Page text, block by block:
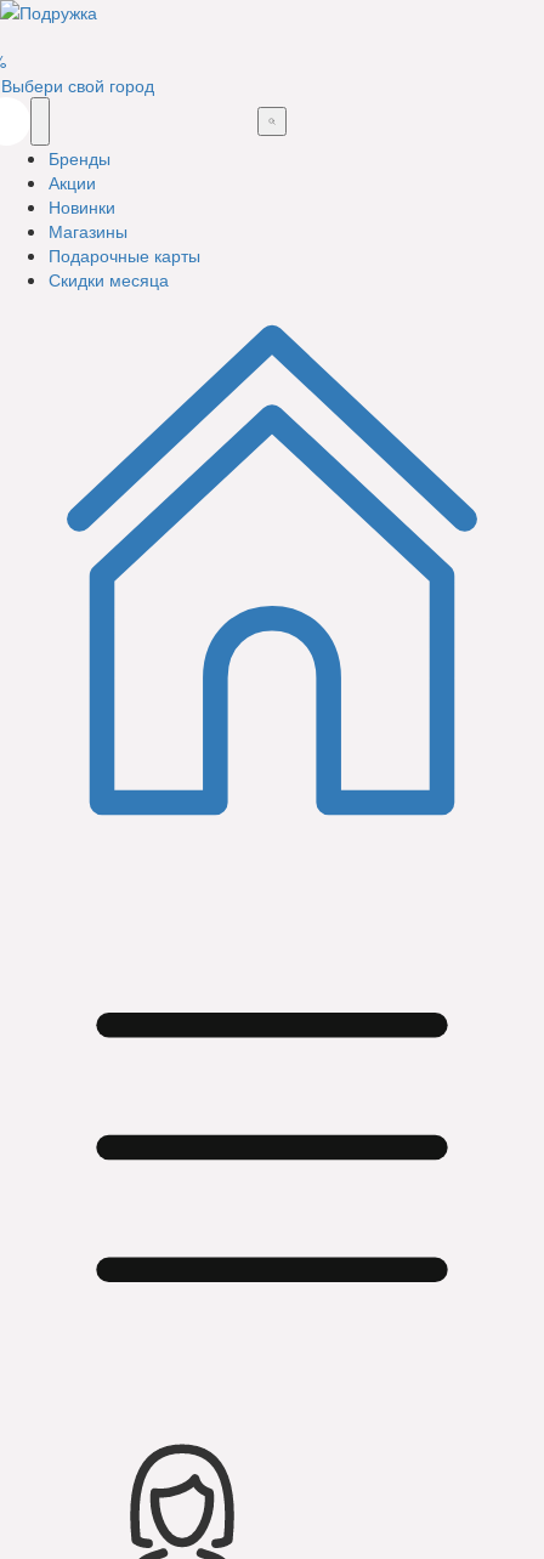
Выбери свой город
Бренды
Акции
Новинки
Магазины
Подарочные карты
Скидки месяца